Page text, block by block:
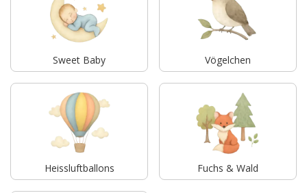
Sweet Baby Vögelchen
Heissluftballons Fuchs & Wald